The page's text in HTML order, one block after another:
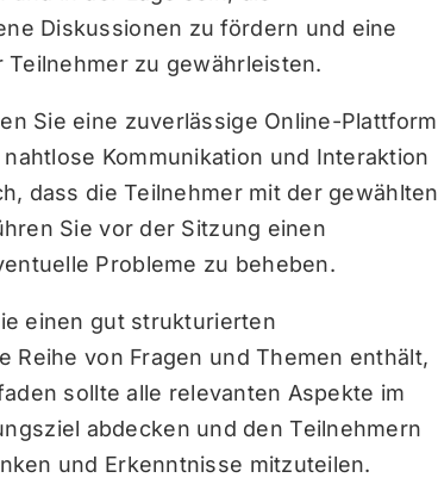
Diskussionen zu fördern und eine
zu gewährleisten.
Sie eine zuverlässige Online-Plattform
Kommunikation und Interaktion
dass die Teilnehmer mit der gewählten
Sie vor der Sitzung einen
Probleme zu beheben.
einen gut strukturierten
Reihe von Fragen und Themen enthält,
sollte alle relevanten Aspekte im
abdecken und den Teilnehmern
und Erkenntnisse mitzuteilen.